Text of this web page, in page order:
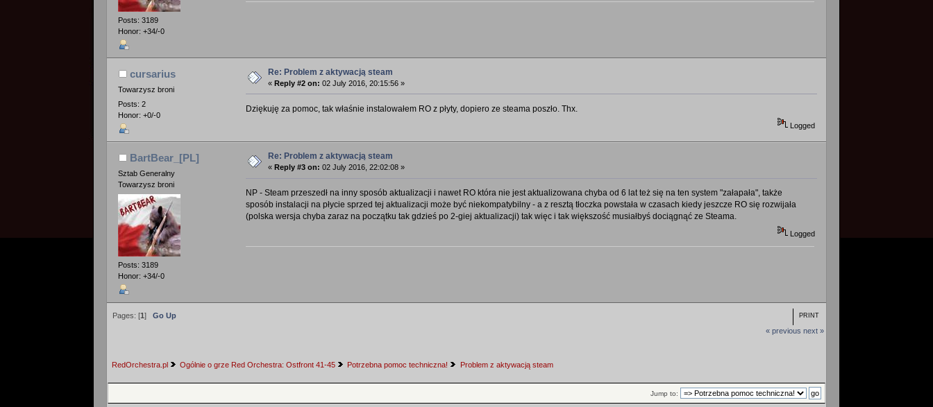
Posts: 3189
Honor: +34/-0
cursarius
Towarzysz broni
Posts: 2
Honor: +0/-0
Re: Problem z aktywacją steam
«Reply #2 on: 02 July 2016, 20:15:56 »
Dziękuję za pomoc, tak właśnie instalowałem RO z płyty, dopiero ze steama poszło. Thx.
Logged
BartBear_[PL]
Sztab Generalny
Towarzysz broni
Posts: 3189
Honor: +34/-0
Re: Problem z aktywacją steam
« Reply #3 on: 02 July 2016, 22:02:08 »
NP - Steam przeszedł na inny sposób aktualizacji i nawet RO która nie jest aktualizowana chyba od 6 lat też się na ten system "załapała", także
sposób instalacji na płycie sprzed tej aktualizacji może być niekompatybilny - a z resztą tłoczka powstała w czasach kiedy jeszcze RO się rozwijała
(polska wersja chyba zaraz na początku tak gdzieś po 2-giej aktualizacji) tak więc i tak większość musiałbyś dociągnąć ze Steama.
Logged
PRINT
Pages: [1]Go Up
« previous next »
RedOrchestra.pl Ogólnie o grze Red Orchestra: Ostfront 41-45 Potrzebna pomoc techniczna! Problem z aktywacją steam
Jump to: